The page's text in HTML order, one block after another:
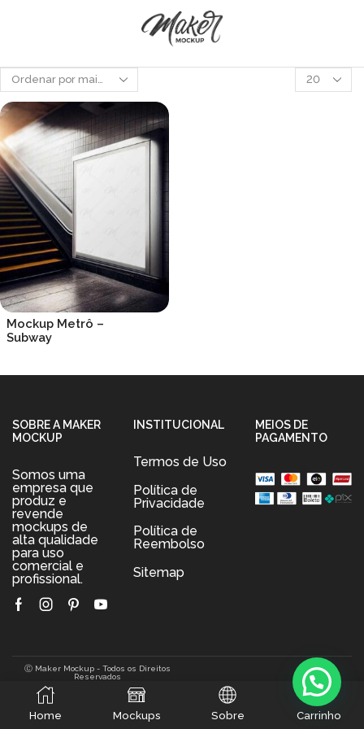
Produtos
por
Mockup Metrô –
Subway
SOBRE A MAKER
MOCKUP
Somos uma
empresa que
produz e
revende
mockups de
alta qualidade
para uso
comercial e
profissional.
FacebookInstagram
PinterestYoutube
INSTITUCIONAL
Termos de Uso
Política de
Privacidade
Política de
Reembolso
Sitemap
MEIOS DE
PAGAMENTO
Ⓒ Maker Mockup - Todos os Direitos
Reservados
Home Mockups Sobre
0
Carrinho